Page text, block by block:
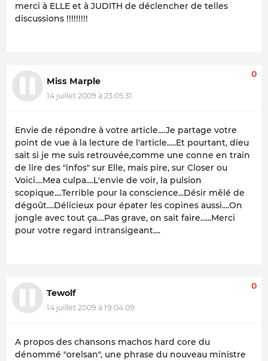
merci à ELLE et à JUDITH de déclencher de telles
discussions !!!!!!!!!
Miss Marple
14 juillet 2009 à 23:05:31
0
Envie de répondre à votre article....Je partage votre
point de vue à la lecture de l'article.....Et pourtant, dieu
sait si je me suis retrouvée,comme une conne en train
de lire des "infos" sur Elle, mais pire, sur Closer ou
Voici....Mea culpa....L'envie de voir, la pulsion
scopique....Terrible pour la conscience...Désir mêlé de
dégoût....Délicieux pour épater les copines aussi....On
jongle avec tout ça....Pas grave, on sait faire......Merci
pour votre regard intransigeant....
Tewolf
14 juillet 2009 à 19:04:09
0
A propos des chansons machos hard core du
dénommé "orelsan", une phrase du nouveau ministre